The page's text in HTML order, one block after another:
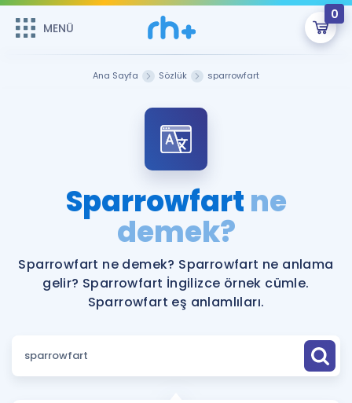
MENÜ
0
Şifremi Hatırlamıyorum
Sepetin Şu An Boş.
Remzi Hoca ile seni sınava hazırlayacak onlarca eğitim seni
bekliyor!
MENÜ
Katılımcı Görüşleri
Faydalı Araçlar
Ücretsiz Kaynaklar
İngilizce Gramer
Ana Sayfa Sözlük sparrowfart
Sparrowfartne
demek?
Sparrowfart ne demek? Sparrowfart ne anlama
gelir? Sparrowfart İngilizce örnek cümle.
Sparrowfart eş anlamlıları.